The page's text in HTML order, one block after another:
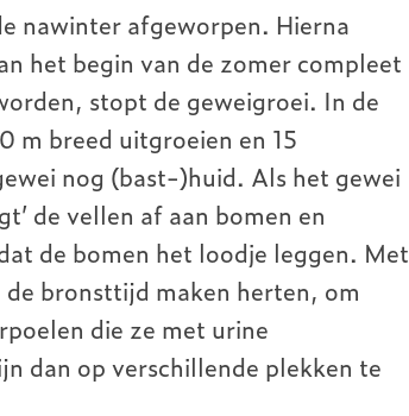
nawinter afgeworpen. Hierna
het begin van de zomer compleet
stopt de geweigroei. In de
m breed uitgroeien en 15
nog (bast-)huid. Als het gewei
de vellen af aan bomen en
de bomen het loodje leggen. Met
bronsttijd maken herten, om
die ze met urine
dan op verschillende plekken te